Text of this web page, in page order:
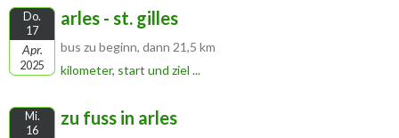
Do.
17
Apr.
2025
arles - st. gilles
bus zu beginn, dann 21,5 km
kilometer, start und ziel ...
Mi.
16
zu fuss in arles